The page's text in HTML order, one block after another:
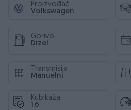
Proizvođač
Volkswagen
Gorivo
Dizel
Transmisija
Manuelni
Kubikaža
1.6